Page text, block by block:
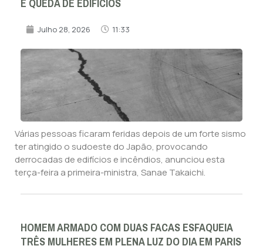
Julho 28, 2026 11:33
Várias pessoas ficaram feridas depois de um forte sismo
ter atingido o sudoeste do Japão, provocando
derrocadas de edifícios e incêndios, anunciou esta
terça-feira a primeira-ministra, Sanae Takaichi.
HOMEM ARMADO COM DUAS FACAS ESFAQUEIA
TRÊS MULHERES EM PLENA LUZ DO DIA EM PARIS